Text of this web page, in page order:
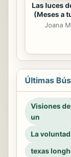
Las luces
(Meses a
Joana
Últimas
Visiones
un
La voluntad
texas